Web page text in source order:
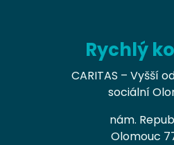
Rychlý
CARITAS – Vyšší
sociální
nám.
Olomouc